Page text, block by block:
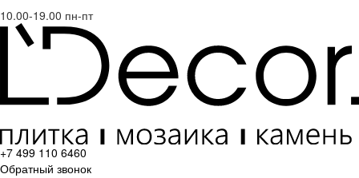
10.00-19.00 пн-пт
+7 499 110 6460
Обратный звонок